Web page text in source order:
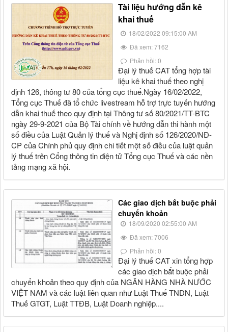
Tài liệu hướng dẫn kê
khai thuế
18/02/2022 09:15:00 AM
Đã xem: 7162
Phản hồi: 0
Đại lý thuế CAT tổng hợp tài
liệu kê khai thuế theo nghị
định 126, thông tư 80 của tổng cục thuế.Ngày 16/02/2022,
Tổng cục Thuế đã tổ chức livestream hỗ trợ trực tuyến hướng
dẫn khai thuế theo quy định tại Thông tư số 80/2021/TT-BTC
ngày 29-9-2021 của Bộ Tài chính về hướng dẫn thi hành một
số điều của Luật Quản lý thuế và Nghị định số 126/2020/NĐ-
CP của Chính phủ quy định chi tiết một số điều của luật quản
lý thuế trên Cổng thông tin điện tử Tổng cục Thuế và các nền
tảng mạng xã hội.
Các giao dịch bắt buộc phải
chuyển khoản
18/09/2020 02:55:00 AM
Đã xem: 7006
Phản hồi: 0
Đại lý thuế CAT xin tổng hợp
các giao dịch bắt buộc phải
chuyển khoản theo quy định của NGÂN HÀNG NHÀ NƯỚC
VIỆT NAM và các luật liên quan như Luật Thuế TNDN, Luật
Thuế GTGT, Luật TTĐB, Luật Doanh nghiệp....